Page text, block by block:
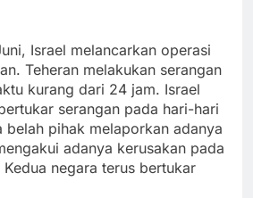
Israel melancarkan operasi
Teheran melakukan serangan
kurang dari 24 jam. Israel
serangan pada hari-hari
belah pihak melaporkan adanya
adanya kerusakan pada
negara terus bertukar